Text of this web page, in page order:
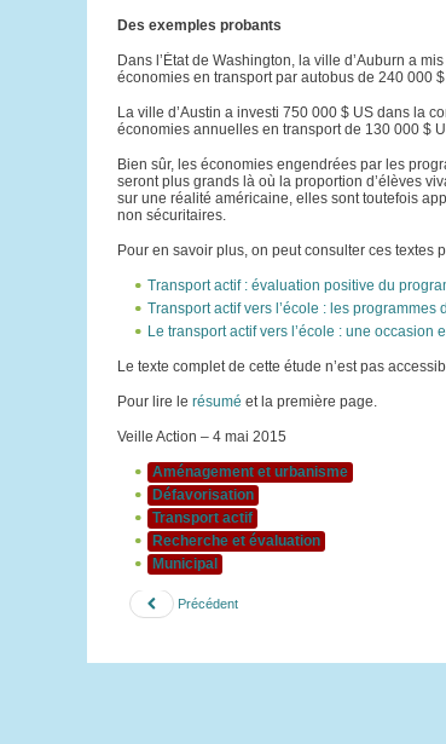
Des exemples probants
Dans l’État de Washington, la ville d’Auburn a
économies en transport par autobus de 240 000
La ville d’Austin a investi 750 000 $ US dans la
économies annuelles en transport de 130 000 $
Bien sûr, les économies engendrées par les
seront plus grands là où la proportion d’élèves
sur une réalité américaine, elles sont toutefois
non sécuritaires.
Pour en savoir plus, on peut consulter ces textes
Transport actif : évaluation positive du
Transport actif vers l’école : les
Le transport actif vers l’école : une occasion
Le texte complet de cette étude n’est pas
Pour lire le résumé et la première page.
Veille Action – 4 mai 2015
Aménagement et urbanisme
Défavorisation
Transport actif
Recherche et évaluation
Municipal
Précédent